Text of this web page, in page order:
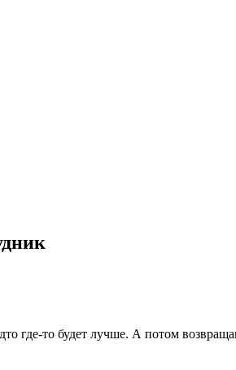
где-то будет лучше. А потом